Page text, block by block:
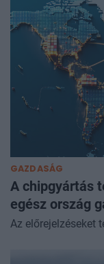
GAZDASÁG
A chipgyártás
egész ország
Az előrejelzéseket